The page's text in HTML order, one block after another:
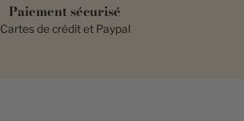
Paiement sécurisé
Cartes de crédit et Paypal